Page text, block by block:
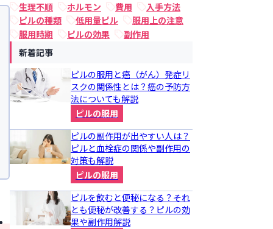
生理不順
ホルモン 費用
入手方法
ピルの種類
低用量ピル
服用上の注意
服用時期
ピルの効果
副作用
新着記事
ピルの服用と癌（がん）発症リ
スクの関係性とは？癌の予防方
法についても解説
ピルの服用
ピルの副作用が出やすい人は？
ピルと血栓症の関係や副作用の
対策も解説
ピルの服用
ピルを飲むと便秘になる？それ
とも便秘が改善する？ピルの効
果や副作用解説